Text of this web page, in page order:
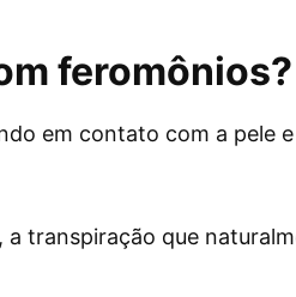
feromônios?
em contato com a pele
transpiração que